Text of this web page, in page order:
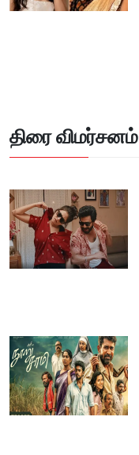
திரை விமர்சனம்